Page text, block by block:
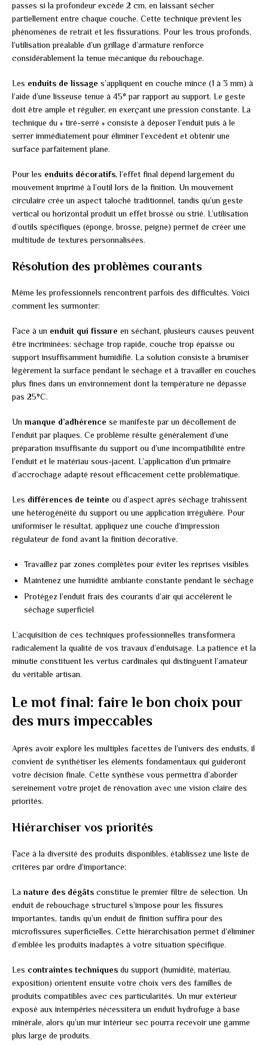
passes si la profondeur excède 2 cm, en laissant sécher
partiellement entre chaque couche. Cette technique prévient les
phénomènes de retrait et les fissurations. Pour les trous profonds,
l’utilisation préalable d’un grillage d’armature renforce
considérablement la tenue mécanique du rebouchage.
Les enduits de lissage s’appliquent en couche mince (1 à 3 mm) à
l’aide d’une lisseuse tenue à 45° par rapport au support. Le geste
doit être ample et régulier, en exerçant une pression constante. La
technique du « tiré-serré » consiste à déposer l’enduit puis à le
serrer immédiatement pour éliminer l’excédent et obtenir une
surface parfaitement plane.
Pour les enduits décoratifs, l’effet final dépend largement du
mouvement imprimé à l’outil lors de la finition. Un mouvement
circulaire crée un aspect taloché traditionnel, tandis qu’un geste
vertical ou horizontal produit un effet brossé ou strié. L’utilisation
d’outils spécifiques (éponge, brosse, peigne) permet de créer une
multitude de textures personnalisées.
Résolution des problèmes courants
Même les professionnels rencontrent parfois des difficultés. Voici
comment les surmonter:
Face à un enduit qui fissure en séchant, plusieurs causes peuvent
être incriminées: séchage trop rapide, couche trop épaisse ou
support insuffisamment humidifié. La solution consiste à brumiser
légèrement la surface pendant le séchage et à travailler en couches
plus fines dans un environnement dont la température ne dépasse
pas 25°C.
Un manque d’adhérence se manifeste par un décollement de
l’enduit par plaques. Ce problème résulte généralement d’une
préparation insuffisante du support ou d’une incompatibilité entre
l’enduit et le matériau sous-jacent. L’application d’un primaire
d’accrochage adapté résout efficacement cette problématique.
Les différences de teinte ou d’aspect après séchage trahissent
une hétérogénéité du support ou une application irrégulière. Pour
uniformiser le résultat, appliquez une couche d’impression
régulateur de fond avant la finition décorative.
Travaillez par zones complètes pour éviter les reprises visibles
Maintenez une humidité ambiante constante pendant le séchage
Protégez l’enduit frais des courants d’air qui accélèrent le
séchage superficiel
L’acquisition de ces techniques professionnelles transformera
radicalement la qualité de vos travaux d’enduisage. La patience et la
minutie constituent les vertus cardinales qui distinguent l’amateur
du véritable artisan.
Le mot final: faire le bon choix pour
des murs impeccables
Après avoir exploré les multiples facettes de l’univers des enduits, il
convient de synthétiser les éléments fondamentaux qui guideront
votre décision finale. Cette synthèse vous permettra d’aborder
sereinement votre projet de rénovation avec une vision claire des
priorités.
Hiérarchiser vos priorités
Face à la diversité des produits disponibles, établissez une liste de
critères par ordre d’importance:
La nature des dégâts constitue le premier filtre de sélection. Un
enduit de rebouchage structurel s’impose pour les fissures
importantes, tandis qu’un enduit de finition suffira pour des
microfissures superficielles. Cette hiérarchisation permet d’éliminer
d’emblée les produits inadaptés à votre situation spécifique.
Les contraintes techniques du support (humidité, matériau,
exposition) orientent ensuite votre choix vers des familles de
produits compatibles avec ces particularités. Un mur extérieur
exposé aux intempéries nécessitera un enduit hydrofuge à base
minérale, alors qu’un mur intérieur sec pourra recevoir une gamme
plus large de produits.